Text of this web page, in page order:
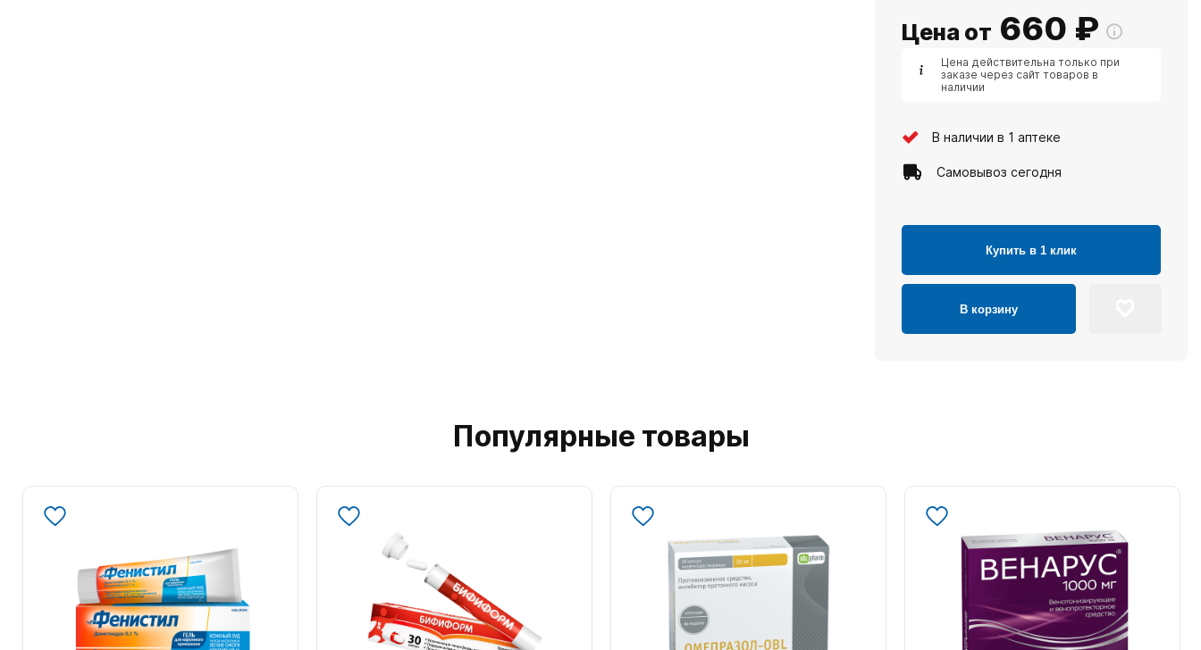
Цена от 660 ₽
Цена действительна только при
заказе через сайт товаров в
наличии
В наличии в 1 аптеке
Самовывоз сегодня
Купить в 1 клик
В корзину
Популярные товары